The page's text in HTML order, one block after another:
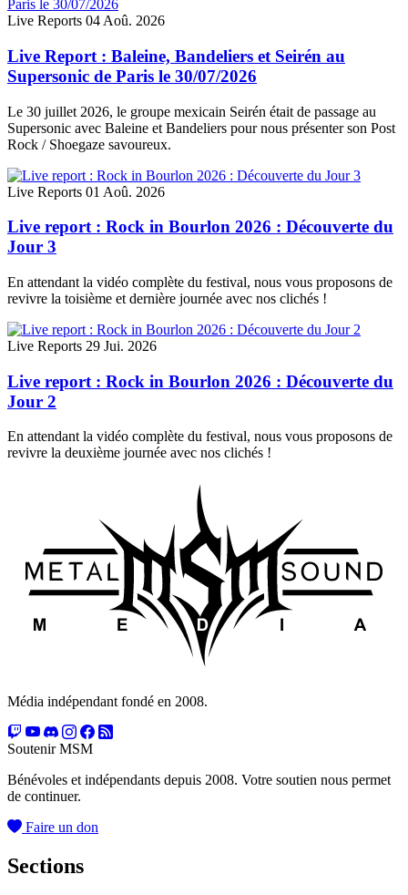
Live Reports 04 Aoû. 2026
Live Report : Baleine, Bandeliers et Seirén au
Supersonic de Paris le 30/07/2026
Le 30 juillet 2026, le groupe mexicain Seirén était de passage au
Supersonic avec Baleine et Bandeliers pour nous présenter son Post
Rock / Shoegaze savoureux.
Live Reports 01 Aoû. 2026
Live report : Rock in Bourlon 2026 : Découverte du
Jour 3
En attendant la vidéo complète du festival, nous vous proposons de
revivre la toisième et dernière journée avec nos clichés !
Live Reports 29 Jui. 2026
Live report : Rock in Bourlon 2026 : Découverte du
Jour 2
En attendant la vidéo complète du festival, nous vous proposons de
revivre la deuxième journée avec nos clichés !
Média indépendant fondé en 2008.
Soutenir MSM
Bénévoles et indépendants depuis 2008. Votre soutien nous permet
de continuer.
Faire un don
Sections